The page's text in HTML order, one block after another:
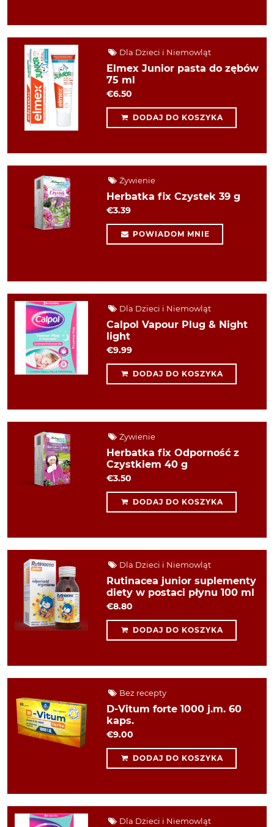
Dla Dzieci i Niemowląt
Elmex Junior pasta do zębów
75 ml
€6.50
DODAJ DO KOSZYKA
Żywienie
Herbatka fix Czystek 39 g
€3.39
POWIADOM MNIE
Dla Dzieci i Niemowląt
Calpol Vapour Plug & Night
light
€9.99
DODAJ DO KOSZYKA
Żywienie
Herbatka fix Odporność z
Czystkiem 40 g
€3.50
DODAJ DO KOSZYKA
Dla Dzieci i Niemowląt
Rutinacea junior suplementy
diety w postaci płynu 100 ml
€8.80
DODAJ DO KOSZYKA
Bez recepty
D-Vitum forte 1000 j.m. 60
kaps.
€9.00
DODAJ DO KOSZYKA
Dla Dzieci i Niemowląt